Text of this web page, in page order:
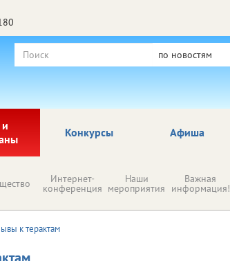
по новостям
Афиша
Конкурсы
Интернет-
конференция
Наши
мероприятия
Важная
информация!
к терактам